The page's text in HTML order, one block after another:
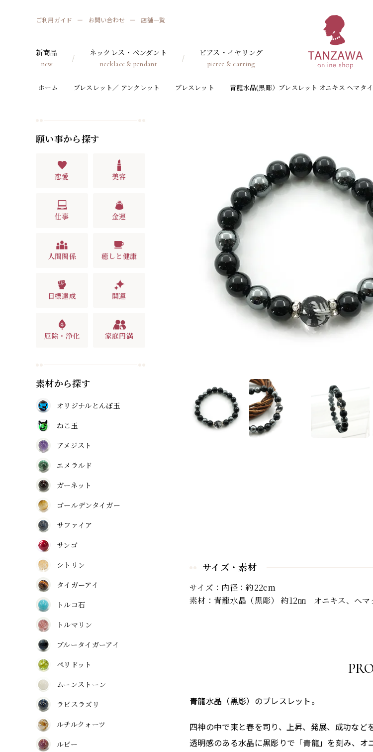
ご利用ガイド お問い合わせ 店舗一覧
新商品
new
ネックレス・ペンダント
necklace & pendant
ピアス・イヤリング
pierce & earring
ホーム ブレスレット／ アンクレット ブレスレット 青龍水晶(黒彫）ブレスレット オニキス ヘマタ
サイズ・素材
サイズ：内径：約22cm
素材：青龍水晶（黒彫） 約12㎜ オニキス、ヘ
青龍水晶（黒彫）のブレスレット。
四神の中で東と春を司り、上昇、発展、成功など
透明感のある水晶に黒彫りで「青龍」を刻み、オ
願い事から探す
恋愛 美容
仕事 金運
人間関係 癒しと健康
目標達成 開運
厄除・浄化 家庭円満
素材から探す
オリジナルとんぼ玉
ねこ玉
アメジスト
エメラルド
ガーネット
ゴールデンタイガー
サファイア
サンゴ
シトリン
タイガーアイ
トルコ石
トルマリン
ブルータイガーアイ
ペリドット
ムーンストーン
ラピスラズリ
ルチルクォーツ
ルビー